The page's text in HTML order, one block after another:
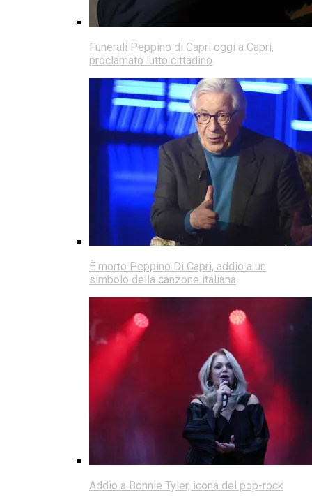
Funerali Peppino di Capri oggi a Capri,
proclamato lutto cittadino
È morto Peppino Di Capri, addio a un
simbolo della canzone italiana
Addio a Bonnie Tyler, icona del pop-rock